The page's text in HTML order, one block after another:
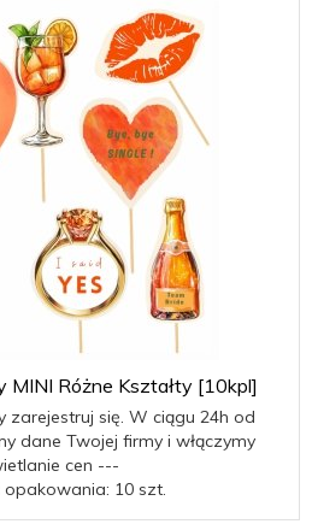
MINI Różne Kształty [10kpl]
zarejestruj się. W ciągu 24h od
dane Twojej firmy i włączymy
cen ---
10 szt.